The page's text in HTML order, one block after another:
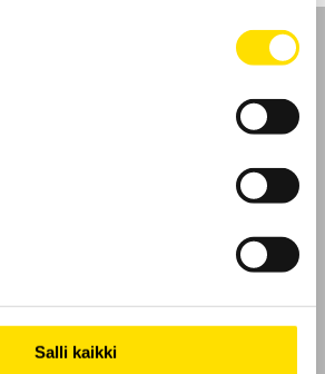
Salli kaikki
GDPR
Evästeet